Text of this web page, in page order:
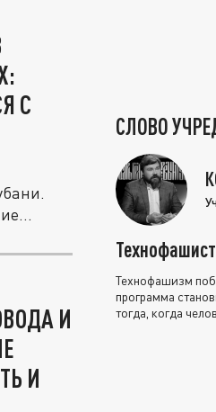
С
И
И
СЛОВО
Технофашизм
программа
тогда, когда